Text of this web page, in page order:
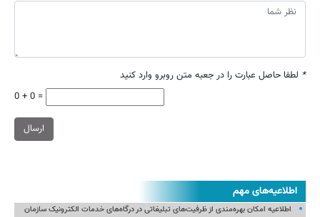
* لطفا حاصل عبارت را در جعبه متن روبرو وارد کنید
0 + 0 =
ارسال
اطلاعیه‌های مهم
اطلاعیه امکان بهره‌مندی از ظرفیت‌های تبلیغاتی در درگاه‌های خدمات الکترونیک سازمان